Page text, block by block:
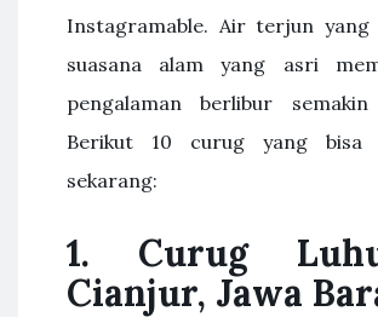
Instagramable. Air terjun yang
suasana alam yang asri
pengalaman berlibur semakin
Berikut 10 curug yang bisa
sekarang:
1. Curug
Cianjur, Jawa